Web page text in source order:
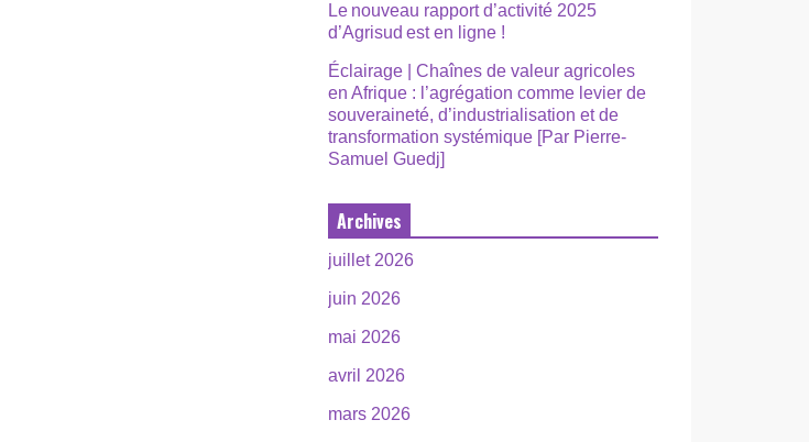
Le nouveau rapport d’activité 2025
d’Agrisud est en ligne !
Éclairage | Chaînes de valeur agricoles
en Afrique : l’agrégation comme levier de
souveraineté, d’industrialisation et de
transformation systémique [Par Pierre-
Samuel Guedj]
Archives
juillet 2026
juin 2026
mai 2026
avril 2026
mars 2026